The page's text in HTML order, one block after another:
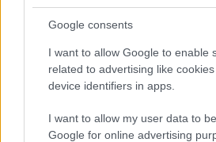
Google consents
I want to allow Google to enable
related to advertising like
device identifiers in apps.
I want to allow my user data to
Google for online advertising
περάσει, ανοίγει ο δρόμος για
καταπάτηση του Συντάγματος
«δεν θα υπάρχει κανένα
τακτική αυτή και στις...